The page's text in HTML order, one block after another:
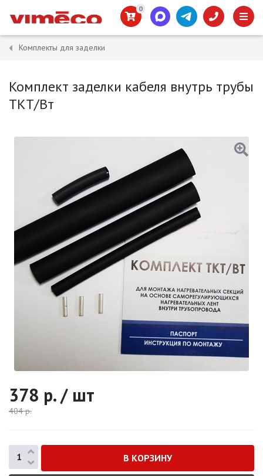
0
Комплекты для заделки
Комплект заделки кабеля внутрь трубы
ТКТ/Вт
378 р. / шт
404р.